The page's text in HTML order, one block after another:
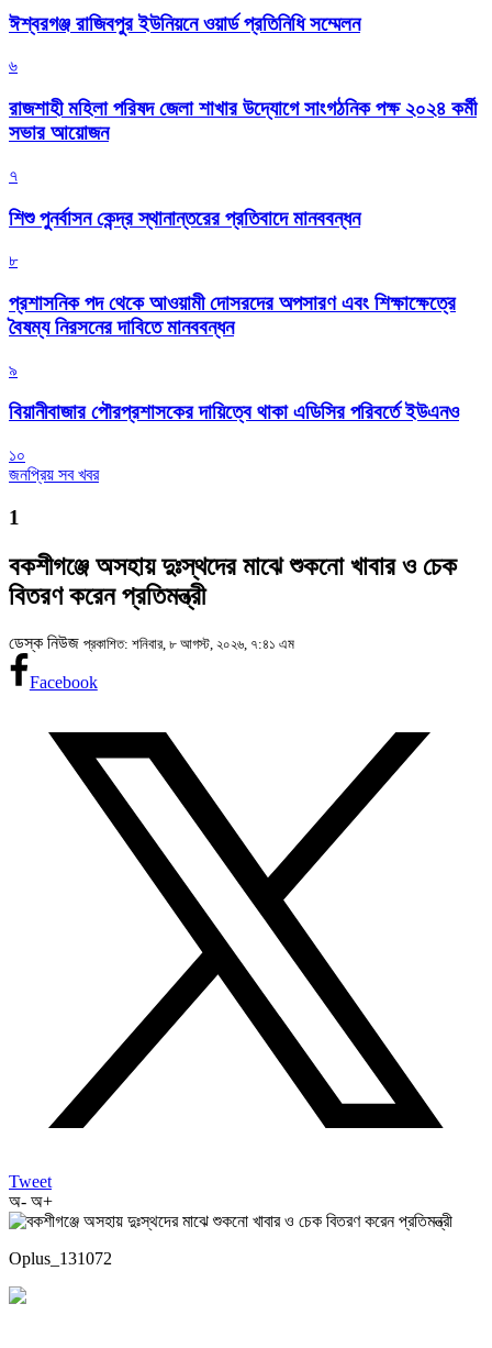
ঈশ্বরগঞ্জ রাজিবপুর ইউনিয়নে ওয়ার্ড প্রতিনিধি সম্মেলন
৬
রাজশাহী মহিলা পরিষদ জেলা শাখার উদ্যোগে সাংগঠনিক পক্ষ ২০২৪ কর্মী
সভার আয়োজন
৭
শিশু পুনর্বাসন কেন্দ্র স্থানান্তরের প্রতিবাদে মানববন্ধন
৮
প্রশাসনিক পদ থেকে আওয়ামী দোসরদের অপসারণ এবং শিক্ষাক্ষেত্রে
বৈষম্য নিরসনের দাবিতে মানববন্ধন
৯
বিয়ানীবাজার পৌরপ্রশাসকের দায়িত্বে থাকা এডিসির পরিবর্তে ইউএনও
১০
জনপ্রিয় সব খবর
1
বকশীগঞ্জে অসহায় দুঃস্থদের মাঝে শুকনো খাবার ও চেক
বিতরণ করেন প্রতিমন্ত্রী
ডেস্ক নিউজ প্রকাশিত: শনিবার, ৮ আগস্ট, ২০২৬, ৭:৪১ এম
Facebook
Tweet
অ- অ+
Oplus_131072